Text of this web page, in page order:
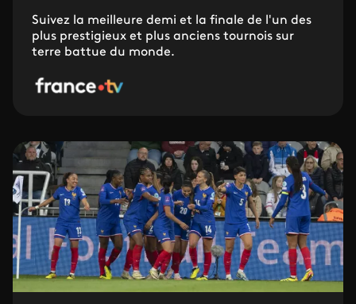
Suivez la meilleure demi et la finale de l'un des
plus prestigieux et plus anciens tournois sur
terre battue du monde.